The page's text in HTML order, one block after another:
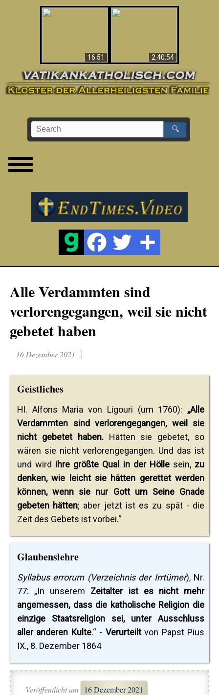
16:51
2:40:54
🔍
Alle Verdammten sind
verlorengegangen, weil sie nicht
gebetet haben
16 Dezember 2021
Geistliches
Hl. Alfons Maria von Ligouri (um 1760): „Alle
Verdammten sind verlorengegangen, weil sie
nicht gebetet haben.Hätten sie gebetet, so
wären sie nicht verlorengegangen. Und das ist
und wird ihre größte Qual in der Höllesein, zu
denken, wie leicht sie hätten gerettet werden
können, wenn sie nur Gott um Seine Gnade
gebeten hätten; aber jetzt ist es zu spät - die
Zeit des Gebets ist vorbei.“
Glaubenslehre
Syllabus errorum (Verzeichnis der Irrtümer), Nr.
77: „In unserem Zeitalter ist es nicht mehr
angemessen, dass die katholische Religion die
einzige Staatsreligion sei, unter Ausschluss
aller anderen Kulte.“ - Verurteiltvon Papst Pius
IX., 8. Dezember 1864
Veröffentlicht am 16 Dezember 2021